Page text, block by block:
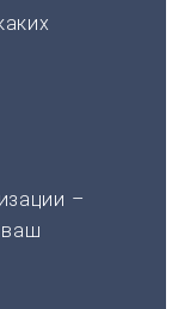
–
ваш